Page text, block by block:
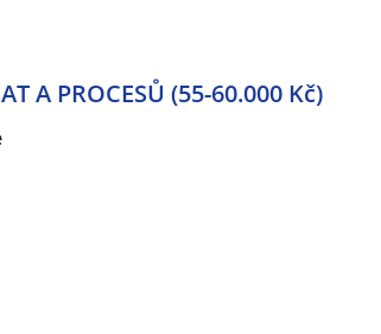
A PROCESŮ (55-60.000 Kč)